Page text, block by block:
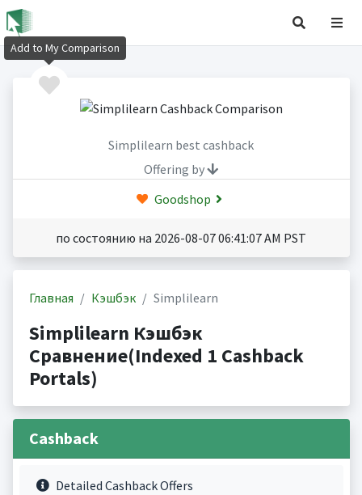
Simplilearn best cashback
Offering by
Goodshop
по состоянию на 2026-08-07 06:41:07 AM PST
Главная Кэшбэк Simplilearn
Simplilearn Кэшбэк
Сравнение(Indexed 1 Cashback
Portals)
Cashback
Detailed Cashback Offers
Add to My Comparison